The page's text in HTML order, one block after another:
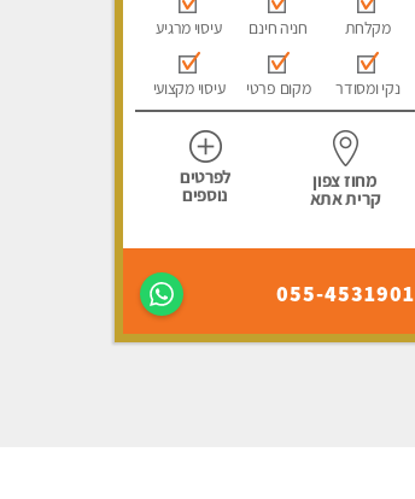
מקלחת חניה חינם עיסוי מרגיע
נקי ומסודר מקום פרטי עיסוי מקצועי
מחוז צפון
קרית אתא
לפרטים
נוספים
055-4531901